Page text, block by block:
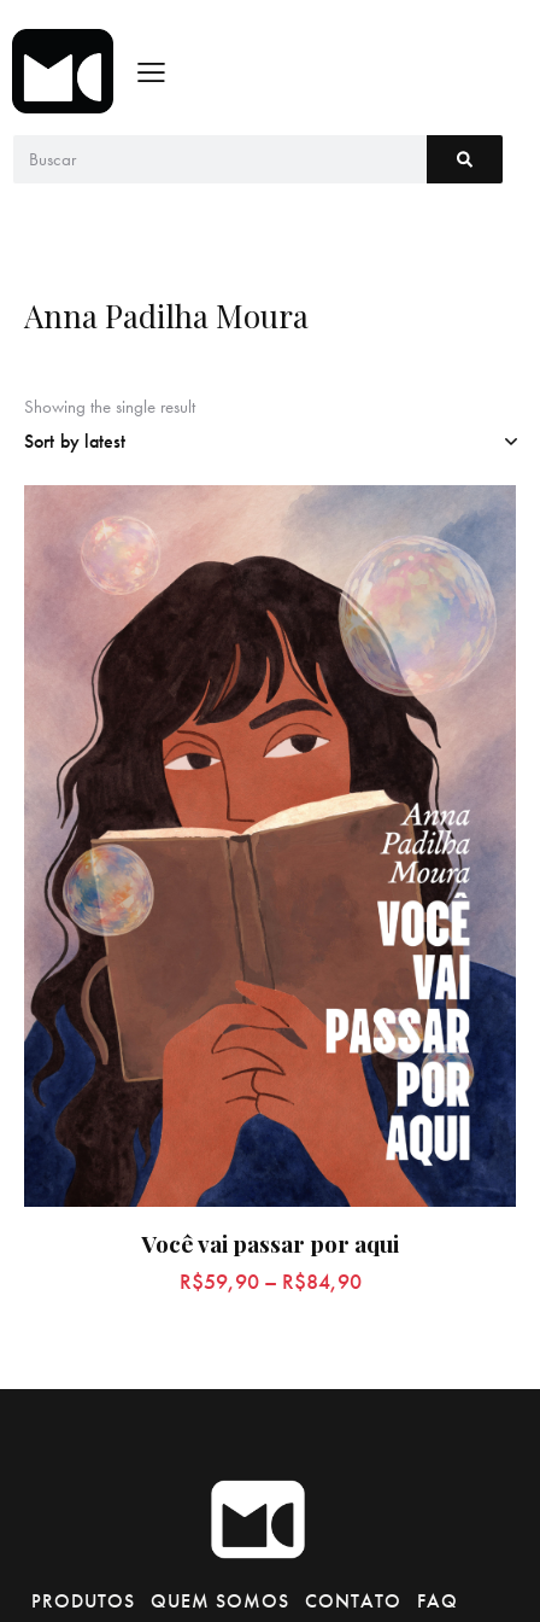
Anna Padilha Moura
Showing the single result
Você vai passar por aqui
R$59,90– R$84,90
PRODUTOS QUEM SOMOS CONTATO FAQ